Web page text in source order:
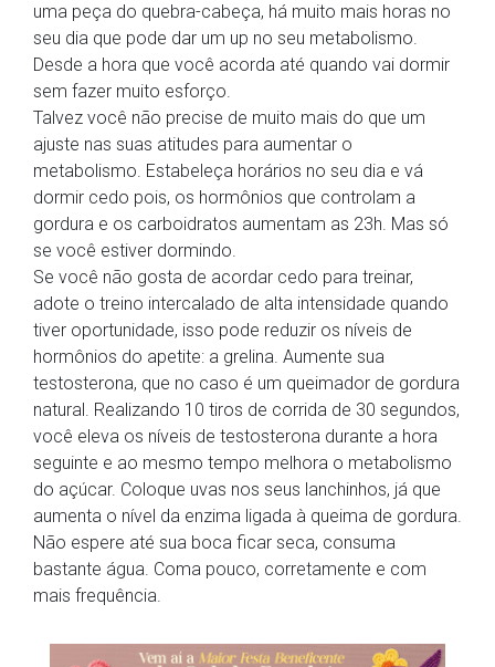
uma peça do quebra-cabeça, há muito mais horas no
seu dia que pode dar um up no seu metabolismo.
Desde a hora que você acorda até quando vai dormir
sem fazer muito esforço.
Talvez você não precise de muito mais do que um
ajuste nas suas atitudes para aumentar o
metabolismo. Estabeleça horários no seu dia e vá
dormir cedo pois, os hormônios que controlam a
gordura e os carboidratos aumentam as 23h. Mas só
se você estiver dormindo.
Se você não gosta de acordar cedo para treinar,
adote o treino intercalado de alta intensidade quando
tiver oportunidade, isso pode reduzir os níveis de
hormônios do apetite: a grelina. Aumente sua
testosterona, que no caso é um queimador de gordura
natural. Realizando 10 tiros de corrida de 30 segundos,
você eleva os níveis de testosterona durante a hora
seguinte e ao mesmo tempo melhora o metabolismo
do açúcar. Coloque uvas nos seus lanchinhos, já que
aumenta o nível da enzima ligada à queima de gordura.
Não espere até sua boca ficar seca, consuma
bastante água. Coma pouco, corretamente e com
mais frequência.